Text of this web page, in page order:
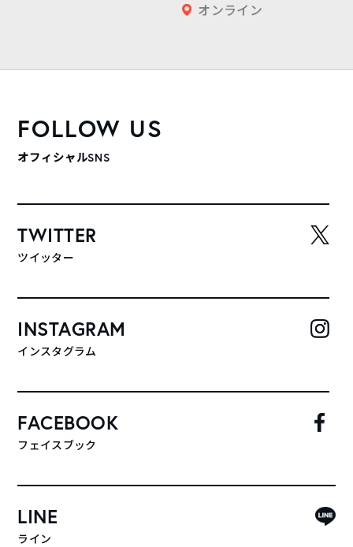
オンライン
FOLLOW US
オフィシャルSNS
TWITTER
ツイッター
INSTAGRAM
インスタグラム
FACEBOOK
フェイスブック
LINE
ライン